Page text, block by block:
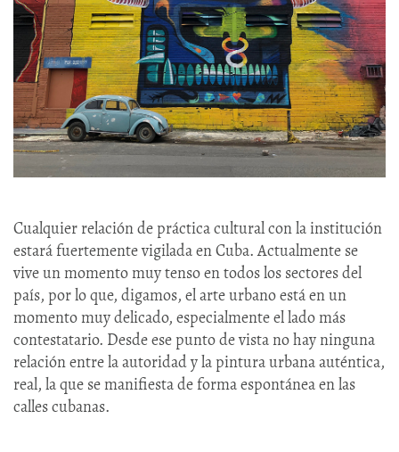
Cualquier relación de práctica cultural con la institución
estará fuertemente vigilada en Cuba. Actualmente se
vive un momento muy tenso en todos los sectores del
país, por lo que, digamos, el arte urbano está en un
momento muy delicado, especialmente el lado más
contestatario. Desde ese punto de vista no hay ninguna
relación entre la autoridad y la pintura urbana auténtica,
real, la que se manifiesta de forma espontánea en las
calles cubanas.